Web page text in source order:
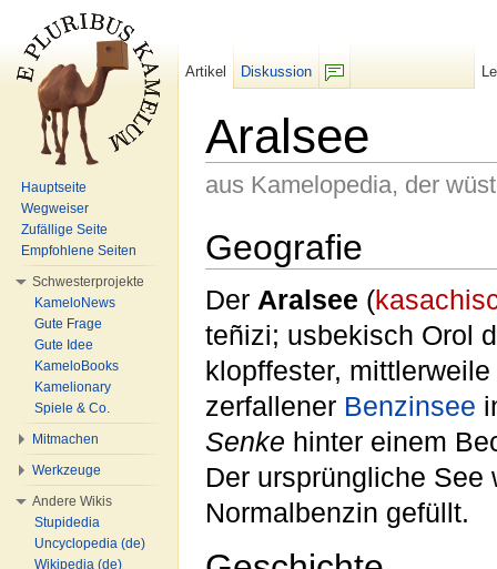
Aralsee
aus Kamelopedia, der
Geografie
Der Aralsee (
teñizi; usbekisch Orol
klopffester,
zerfallener Benzinsee
Senke hinter einem
Der ursprüngliche See
Normalbenzin gefüllt.
Artikel
Diskussion
Hauptseite
Wegweiser
Zufällige Seite
Empfohlene Seiten
Schwesterprojekte
KameloNews
Gute Frage
Gute Idee
KameloBooks
Kamelionary
Spiele & Co.
Mitmachen
Werkzeuge
Andere Wikis
Stupidedia
Uncyclopedia (de)
Wikipedia (de)